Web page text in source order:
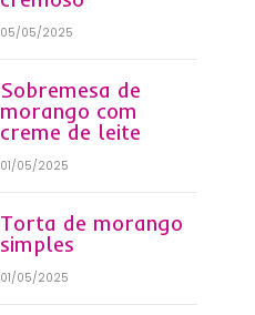
05/05/2025
Sobremesa de
morango com
creme de leite
01/05/2025
Torta de morango
simples
01/05/2025